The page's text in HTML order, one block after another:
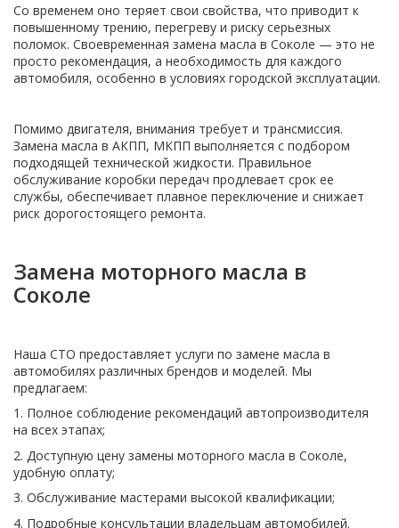
Со временем оно теряет свои свойства, что приводит к
повышенному трению, перегреву и риску серьезных
поломок. Своевременная замена масла в Соколе — это не
просто рекомендация, а необходимость для каждого
автомобиля, особенно в условиях городской эксплуатации.
Помимо двигателя, внимания требует и трансмиссия.
Замена масла в АКПП, МКПП выполняется с подбором
подходящей технической жидкости. Правильное
обслуживание коробки передач продлевает срок ее
службы, обеспечивает плавное переключение и снижает
риск дорогостоящего ремонта.
Замена моторного масла в
Соколе
Наша СТО предоставляет услуги по замене масла в
автомобилях различных брендов и моделей. Мы
предлагаем:
1. Полное соблюдение рекомендаций автопроизводителя
на всех этапах;
2. Доступную цену замены моторного масла в Соколе,
удобную оплату;
3. Обслуживание мастерами высокой квалификации;
4. Подробные консультации владельцам автомобилей.